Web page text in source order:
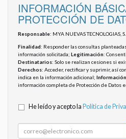
INFORMACIÓN
PROTECCIÓN DE
Responsable: MYA NUEVAS TECNOLOGIAS,
Finalidad: Responder las consultas
información solicitada; Legitimación:
Destinatarios: Solo se realizan cesiones si
Derechos: Acceder, rectificar y suprimir, así
indica en la información adicional;
información completa de Protección de Datos
He leído y acepto la Política de